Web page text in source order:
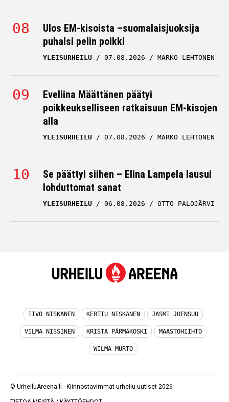
Ulos EM-kisoista –suomalaisjuoksija
puhalsi pelin poikki
YLEISURHEILU 07.08.2026 MARKO LEHTONEN
Eveliina Määttänen päätyi
poikkeukselliseen ratkaisuun EM-kisojen
alla
YLEISURHEILU 07.08.2026 MARKO LEHTONEN
Se päättyi siihen – Elina Lampela lausui
lohduttomat sanat
YLEISURHEILU 06.08.2026 OTTO PALOJÄRVI
IIVO NISKANEN KERTTU NISKANEN JASMI JOENSUU
VILMA NISSINEN KRISTA PÄRMÄKOSKI MAASTOHIIHTO
WILMA MURTO
© UrheiluAreena.fi - Kiinnostavimmat urheilu-uutiset 2026